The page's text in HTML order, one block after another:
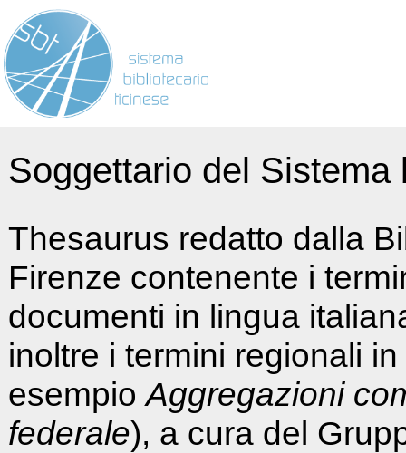
Soggettario del
Thesaurus redatto dalla
Firenze contenente i
documenti in lingua
inoltre i termini regionali
esempioAggregazioni
federale), a cura del